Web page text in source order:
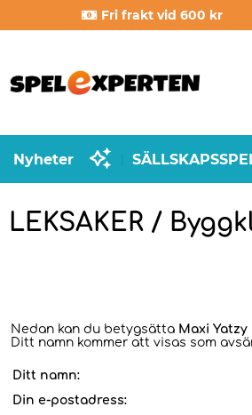
Fri frakt vid 600 kr
Nyheter
LEKSAKER /
Nedan kan du betygsätta Maxi Yatzy
Ditt namn kommer att visas som
Ditt namn:
Din e-postadress: